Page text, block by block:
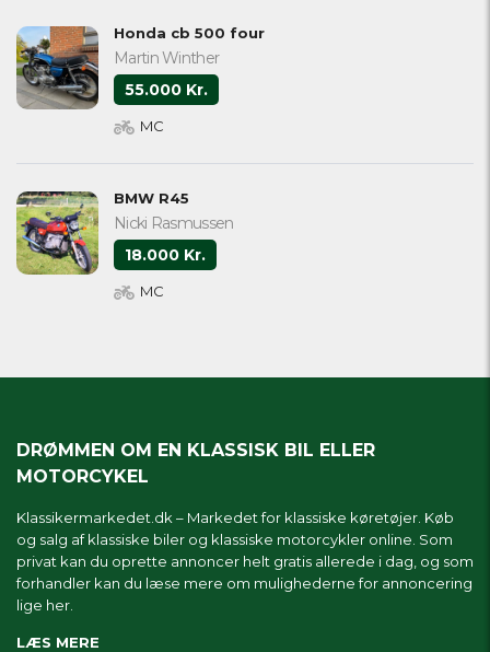
Honda cb 500 four
Martin Winther
55.000 Kr.
MC
BMW R45
Nicki Rasmussen
18.000 Kr.
MC
DRØMMEN OM EN KLASSISK BIL ELLER
MOTORCYKEL
Klassikermarkedet.dk – Markedet for klassiske køretøjer. Køb
og salg af klassiske biler og klassiske motorcykler online. Som
privat kan du oprette annoncer helt gratis allerede i dag, og som
forhandler kan du læse mere om mulighederne for annoncering
lige her.
LÆS MERE